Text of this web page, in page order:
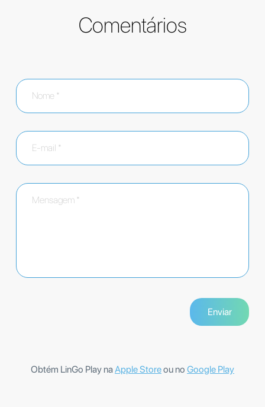
Comentários
Obtém LinGo Play naApple Storeou no Google Play